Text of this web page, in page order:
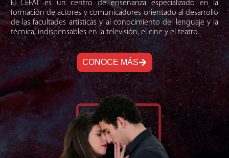
El CEFAT es un centro de enseñanza especializado en la
formación de actores y comunicadores orientado al desarrollo
de las facultades artísticas y al conocimiento del lenguaje y la
técnica, indispensables en la televisión, el cine y el teatro.
CONOCE MÁS